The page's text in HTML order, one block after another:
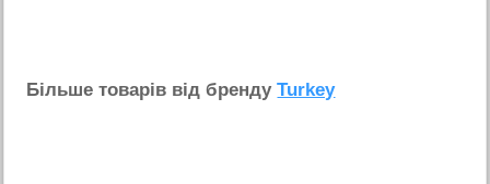
Бiльше товарiв вiд брендуTurkey